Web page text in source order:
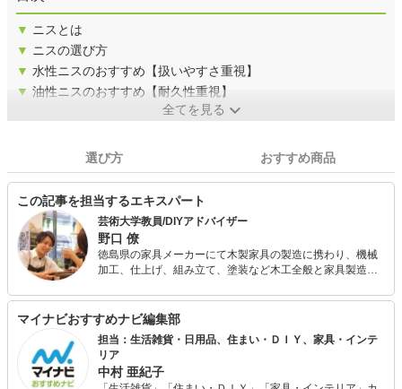
▼ ニスとは
▼ ニスの選び方
▼ 水性ニスのおすすめ【扱いやすさ重視】
▼ 油性ニスのおすすめ【耐久性重視】
全てを見る
選び方 おすすめ商品
この記事を担当するエキスパート
芸術大学教員/DIYアドバイザー
野口 僚
徳島県の家具メーカーにて木製家具の製造に携わり、機械
加工、仕上げ、組み立て、塗装など木工全般と家具製造ノ
DIYショップで店長として勤務。店頭ではお客様の相談に乗
りつつ、一人一人にぴったりのDIY用品を提案してきまし
た。 同時にDIYレッスンの企画と講師を行い、日本のDIY文
化発展のために努めてきました。 現在は大学のデザイン学
部の助手として大学内工房に在中し、 学生に対しデザイン
やモノづくりの手法などを主に教えています。
マイナビおすすめナビ編集部
担当：生活雑貨・日用品、住まい・ＤＩＹ、家具・インテ
リア
中村 亜紀子